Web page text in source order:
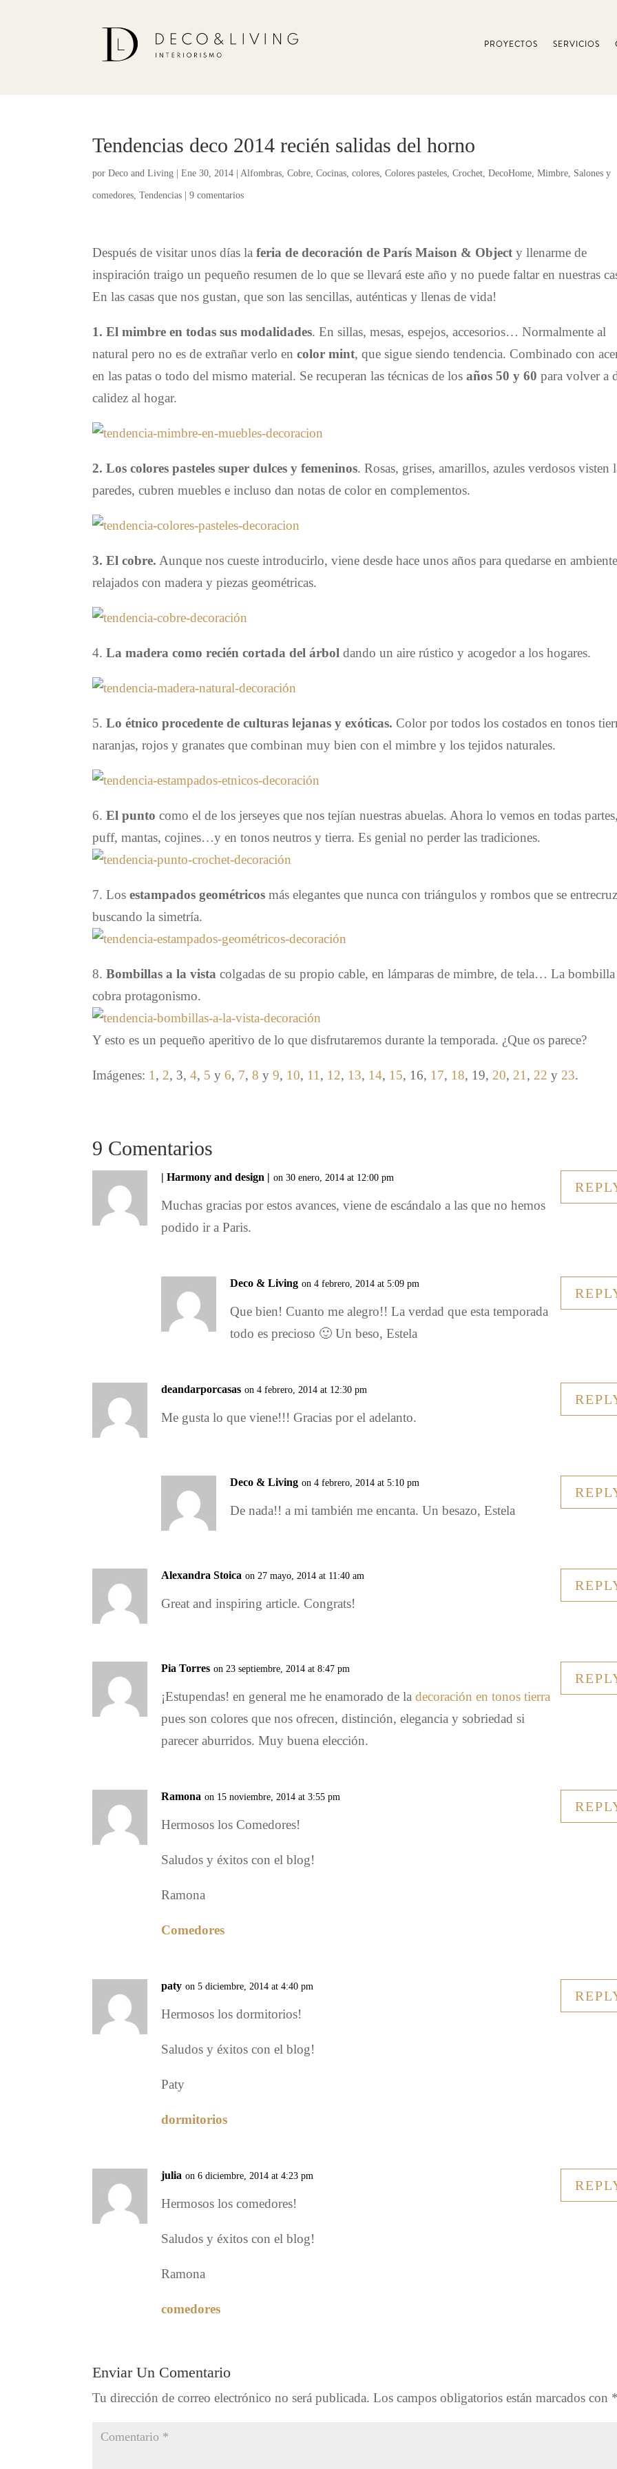
PROYECTOS SERVICIOS
Tendencias deco 2014 recién salidas del horno
porDeco and Living |Ene 30, 2014 Alfombras ,Cobre ,Cocinas ,colores ,Colores pasteles ,Crochet ,DecoHome ,Mimbre Salones y
comedores ,Tendencias |9 comentarios
Después de visitar unos días laferia de decoración de París Maison & Objecty llenarme de
inspiración traigo un pequeño resumen de lo que se llevará este año y no puede faltar en nuestras
En las casas que nos gustan, que son las sencillas, auténticas y llenas de vida!
1. El mimbre en todas sus modalidades. En sillas, mesas, espejos, accesorios… Normalmente al
natural pero no es de extrañar verlo encolor mint, que sigue siendo tendencia. Combinado con
en las patas o todo del mismo material. Se recuperan las técnicas de losaños 50 y 60 para volver a
calidez al hogar.
2. Los colores pasteles super dulces y femeninos. Rosas, grises, amarillos, azules verdosos visten
paredes, cubren muebles e incluso dan notas de color en complementos.
3. El cobre. Aunque nos cueste introducirlo, viene desde hace unos años para quedarse en
relajados con madera y piezas geométricas.
4.La madera como recién cortada del árbol dando un aire rústico y acogedor a los hogares.
5.Lo étnico procedente de culturas lejanas y exóticas. Color por todos los costados en tonos
naranjas, rojos y granates que combinan muy bien con el mimbre y los tejidos naturales.
6.El puntocomo el de los jerseyes que nos tejían nuestras abuelas. Ahora lo vemos en todas
puff, mantas, cojines…y en tonos neutros y tierra. Es genial no perder las tradiciones.
7. Los estampados geométricos más elegantes que nunca con triángulos y rombos que se
buscando la simetría.
8.Bombillas a la vistacolgadas de su propio cable, en lámparas de mimbre, de tela… La bombilla
cobra protagonismo.
Y esto es un pequeño aperitivo de lo que disfrutaremos durante la temporada. ¿Que os parece?
Imágenes: 1 , 2, 3,4, 5 y6, 7,8 y9, 10, 11 , 12, 13, 14, 15, 16, 17, 18, 19, 20, 21 , 22 y 23.
9 Comentarios
| Harmony and design | on 30 enero, 2014 at 12:00 pm
Muchas gracias por estos avances, viene de escándalo a las que no hemos
podido ir a Paris.
Deco & Living on 4 febrero, 2014 at 5:09 pm
Que bien! Cuanto me alegro!! La verdad que esta temporada
todo es precioso 🙂 Un beso, Estela
deandarporcasas on 4 febrero, 2014 at 12:30 pm
Me gusta lo que viene!!! Gracias por el adelanto.
Deco & Living on 4 febrero, 2014 at 5:10 pm
De nada!! a mi también me encanta. Un besazo, Estela
Alexandra Stoica on 27 mayo, 2014 at 11:40 am
Great and inspiring article. Congrats!
Pia Torres on 23 septiembre, 2014 at 8:47 pm
¡Estupendas! en general me he enamorado de ladecoración en tonos tierra
pues son colores que nos ofrecen, distinción, elegancia y sobriedad si
parecer aburridos. Muy buena elección.
Ramona on 15 noviembre, 2014 at 3:55 pm
Hermosos los Comedores!
Saludos y éxitos con el blog!
Ramona
Comedores
paty on 5 diciembre, 2014 at 4:40 pm
Hermosos los dormitorios!
Saludos y éxitos con el blog!
Paty
dormitorios
julia on 6 diciembre, 2014 at 4:23 pm
Hermosos los comedores!
Saludos y éxitos con el blog!
Ramona
comedores
Enviar Un Comentario
Tu dirección de correo electrónico no será publicada. Los campos obligatorios están marcados con